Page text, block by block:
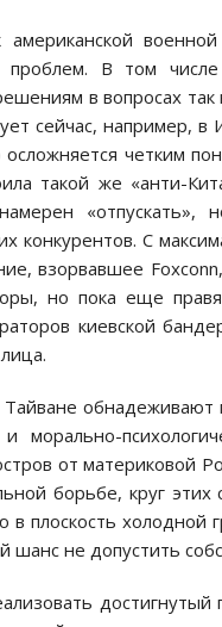
военной
проблем. В том
в вопросах
сейчас, например, в
четким
такой же «анти-
«отпускать»,
конкурентов. С
взорвавшее
но пока еще
киевской
морально-
от материковой
борьбе, круг
в плоскость
не допустить